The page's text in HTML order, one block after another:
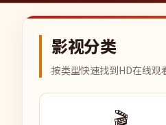
影视分类
按类型快速找到HD在线
🎬